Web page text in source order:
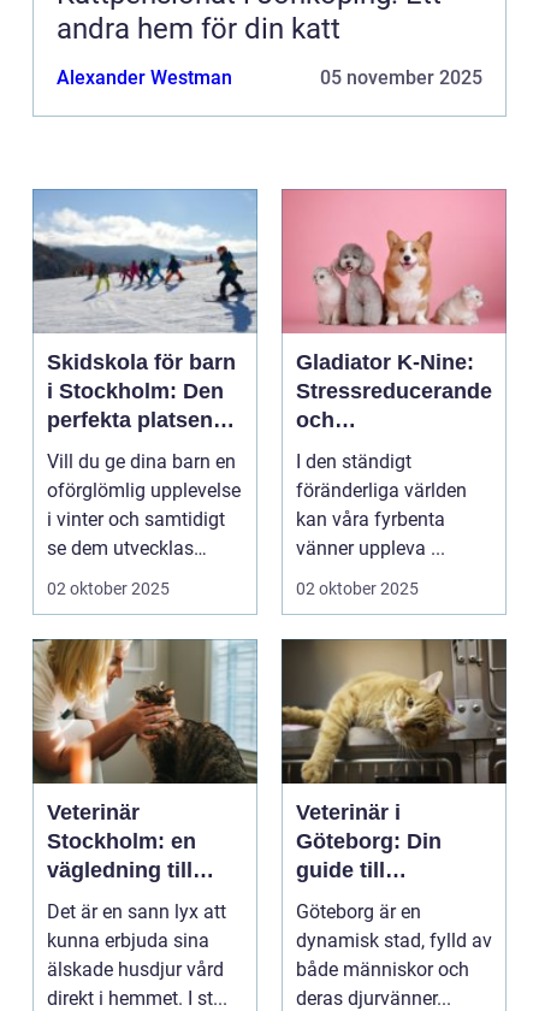
andra hem för din katt
Alexander Westman 05 november 2025
Skidskola för barn
i Stockholm: Den
perfekta platsen
för små blivande
skidåkare
Vill du ge dina barn en
oförglömlig upplevelse
i vinter och samtidigt
se dem utvecklas
p&a...
02 oktober 2025
Gladiator K-Nine:
Stressreducerande
och
ångestdämpande
hundhalsband
I den ständigt
föränderliga världen
kan våra fyrbenta
vänner uppleva ...
02 oktober 2025
Veterinär
Stockholm: en
vägledning till
vård i hemmiljö
Det är en sann lyx att
kunna erbjuda sina
älskade husdjur vård
direkt i hemmet. I st...
Veterinär i
Göteborg: Din
guide till
djursjukvård
Göteborg är en
dynamisk stad, fylld av
både människor och
deras djurvänner...